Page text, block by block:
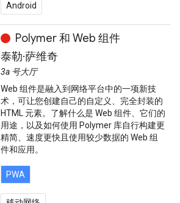
Android
Polymer 和 Web 组件
泰勒·萨维奇
3a 号大厅
Web 组件是融入到网络平台中的一项新技
术，可让您创建自己的自定义、完全封装的
HTML 元素。了解什么是 Web 组件、它们的
用途，以及如何使用 Polymer 库自行构建更
精简、速度更快且使用较少数据的 Web 组
件和应用。
PWA